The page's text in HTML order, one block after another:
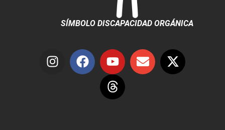
SÍMBOLO DISCAPACIDAD ORGÁNICA